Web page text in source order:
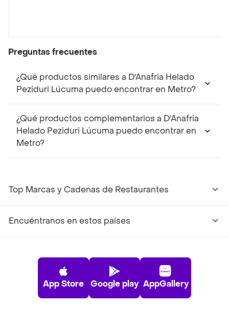
Preguntas frecuentes
¿Qué productos similares a D'Anafria Helado
Peziduri Lúcuma puedo encontrar en Metro?
¿Qué productos complementarios a D'Anafria
Helado Peziduri Lúcuma puedo encontrar en
Metro?
Top Marcas y Cadenas de Restaurantes
Encuéntranos en estos países
App Store Google play AppGallery